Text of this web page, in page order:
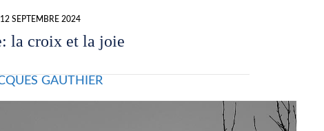
SEPTEMBRE 2024
la croix et la joie
GAUTHIER